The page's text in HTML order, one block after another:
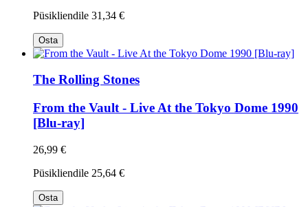
Püsikliendile 31,34 €
Osta
The Rolling Stones
From the Vault - Live At the Tokyo Dome 1990
[Blu-ray]
26,99 €
Püsikliendile 25,64 €
Osta